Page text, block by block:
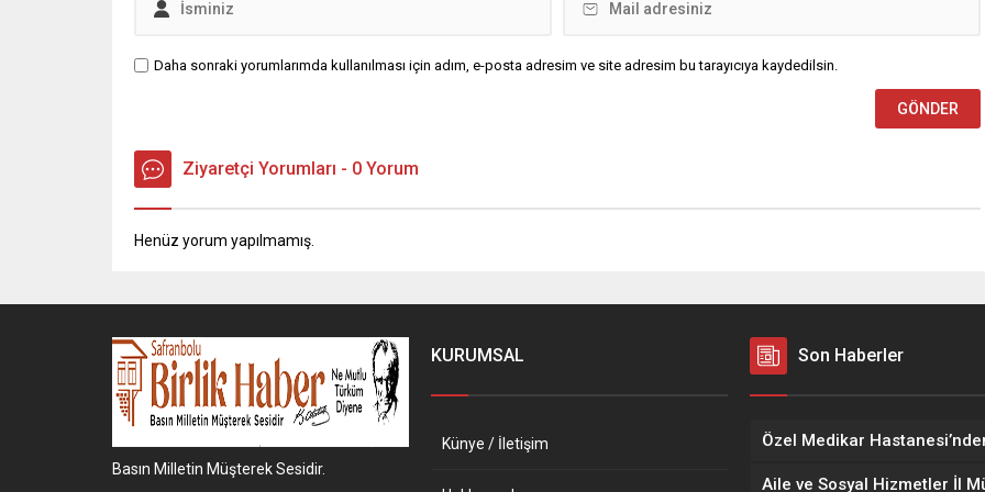
Daha sonraki yorumlarımda kullanılması için adım, e-posta adresim ve site adresim bu tarayıcıya kaydedilsin.
Ziyaretçi Yorumları - 0 Yorum
Henüz yorum yapılmamış.
Basın Milletin Müşterek Sesidir.
KURUMSAL
Künye / İletişim
Son Haberler